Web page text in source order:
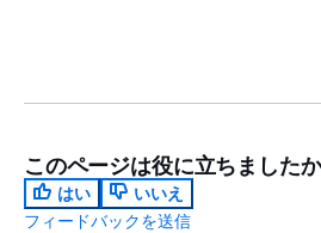
このページは役に立ちました
はい
いいえ
フィードバックを送信